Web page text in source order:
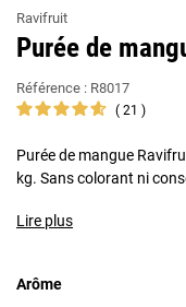
Ravifruit
Purée de
Référence : R8017
21
Purée de mangue
kg. Sans colorant ni
Lire plus
Arôme